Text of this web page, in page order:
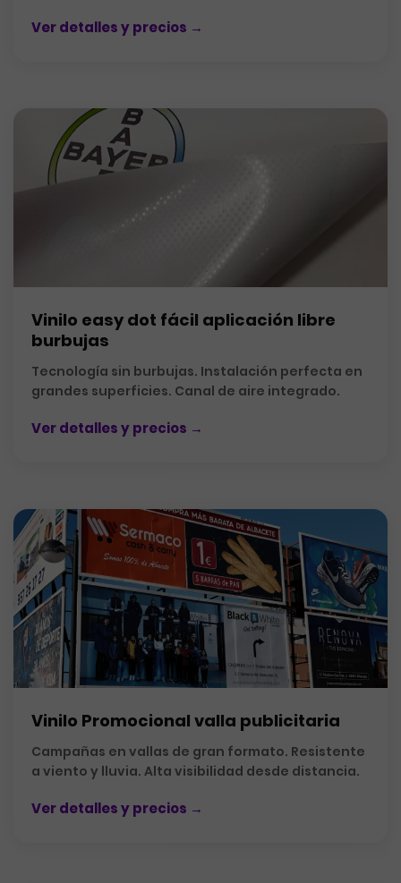
Ver detalles y precios →
Vinilo easy dot fácil aplicación libre
burbujas
Tecnología sin burbujas. Instalación perfecta en
grandes superficies. Canal de aire integrado.
Ver detalles y precios →
Vinilo Promocional valla publicitaria
Campañas en vallas de gran formato. Resistente
a viento y lluvia. Alta visibilidad desde distancia.
Ver detalles y precios →